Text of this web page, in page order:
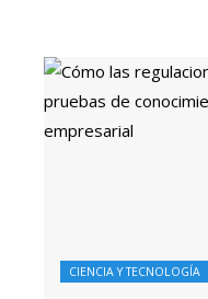
CIENCIA Y TECNOLOGÍA